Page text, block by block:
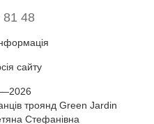
81 48
сайту
троянд Green Jardin
Стефанівна